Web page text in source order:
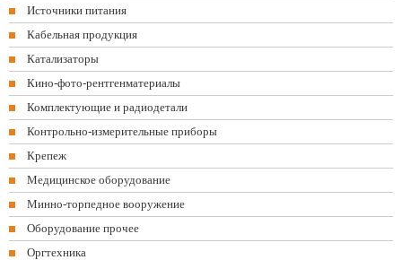
Источники питания
Кабельная продукция
Катализаторы
Кино-фото-рентгенматериалы
Комплектующие и радиодетали
Контрольно-измерительные приборы
Крепеж
Медицинское оборудование
Минно-торпедное вооружение
Оборудование прочее
Оргтехника